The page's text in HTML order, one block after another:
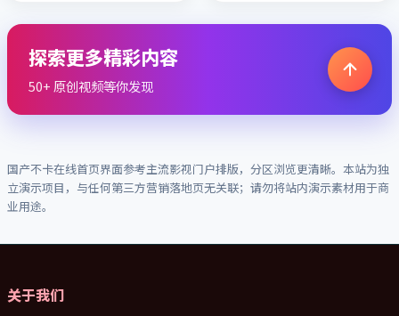
探索更多精彩内容
50+ 原创视频等你发现
国产不卡在线首页界面参考主流影视门户排版，分区浏览更清晰。本站为独
立演示项目，与任何第三方营销落地页无关联；请勿将站内演示素材用于商
业用途。
关于我们